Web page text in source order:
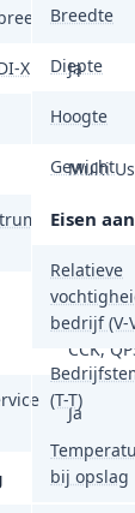
160 MHz
X Ja
Ja
Multi
DSSS,
16-
256-
CCK,
Ja
Breedte
Diepte
Hoogte
Gewicht
Eisen
Relatieve
bedrijf (V-
(T-T)
bij opslag